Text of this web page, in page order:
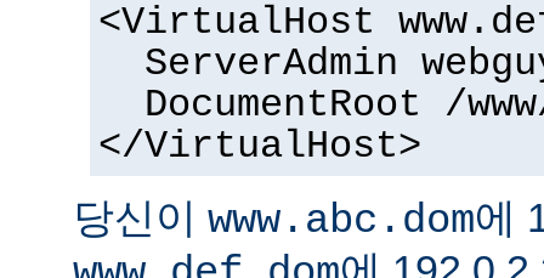
<VirtualHost
ServerAdmin
DocumentRoot /
</VirtualHost>
당신이 www.abc.dom에